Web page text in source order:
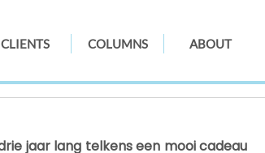
CLIENTS COLUMNS ABOUT
jaar lang telkens een mooi cadeau